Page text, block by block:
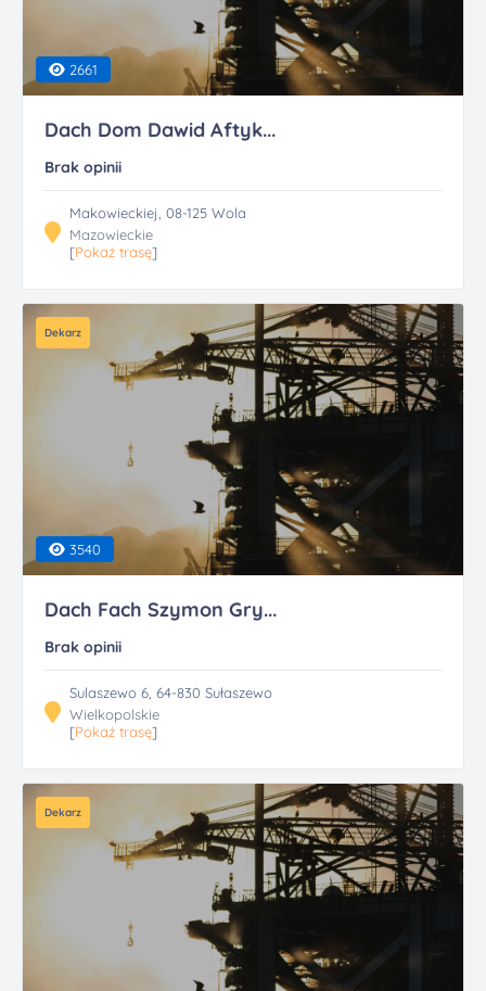
2661
Dach Dom Dawid Aftyk...
Brak opinii
Makowieckiej, 08-125 Wola
Mazowieckie
[Pokaż trasę]
Dekarz
3540
Dach Fach Szymon Gry...
Brak opinii
Sulaszewo 6, 64-830 Sułaszewo
Wielkopolskie
[Pokaż trasę]
Dekarz